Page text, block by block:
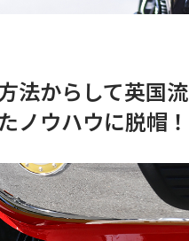
法からして英国流
ノウハウに脱帽！